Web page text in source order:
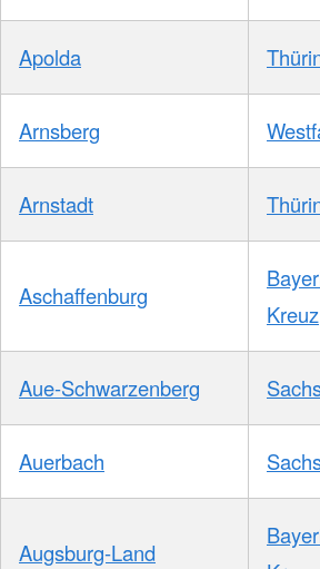
Apolda
Arnsberg
Arnstadt
Aschaffenburg
Kreuz
Aue-Schwarzenberg
Auerbach
Augsburg-Land